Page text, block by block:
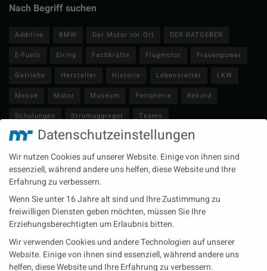
Nach Begriff suchen
Additive BMW Der Motor vor Ort
DER RATGEBER
E-Fuels
Elring Fachkräfte Flugmotor
Frauenpower
Getriebe
Hersteller Historie Lebensretter
LKW
Messe
Motor Museum Peripherie
Rekord
Schulungen
Stromaggregat
Teams
Technische Redaktion
Turbolader Video
Zulieferer
Öl-E-Fuels-Schmierstoffe
Neueste Beiträge
Wärme aus der Tiefe MTU heizt künftig mit Geothermie
MAN Engines bringt D3872 für die Stromversorgung im
Marinebereich
Eine neue Generation von Perkins Marinemotoren startet den
Datenschutzeinstellungen
Wir nutzen Cookies auf unserer Website. Einige von ihnen sind
essenziell, während andere uns helfen, diese Website und Ihre
Erfahrung zu verbessern.
Wenn Sie unter 16 Jahre alt sind und Ihre Zustimmung zu
freiwilligen Diensten geben möchten, müssen Sie Ihre
Erziehungsberechtigten um Erlaubnis bitten.
Wir verwenden Cookies und andere Technologien auf unserer
Website. Einige von ihnen sind essenziell, während andere uns
helfen, diese Website und Ihre Erfahrung zu verbessern.